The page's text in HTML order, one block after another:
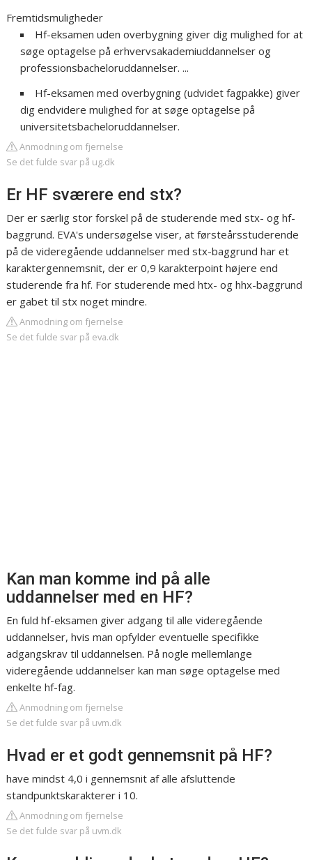
Fremtidsmuligheder
Hf-eksamen uden overbygning giver dig mulighed for at
søge optagelse på erhvervsakademiuddannelser og
professionsbacheloruddannelser. ...
Hf-eksamen med overbygning (udvidet fagpakke) giver
dig endvidere mulighed for at søge optagelse på
universitetsbacheloruddannelser.
Anmodning om fjernelse
Se det fulde svar på ug.dk
Er HF sværere end stx?
Der er særlig stor forskel på de studerende med stx- og hf-
baggrund. EVA's undersøgelse viser, at førsteårsstuderende
på de videregående uddannelser med stx-baggrund har et
karaktergennemsnit, der er 0,9 karakterpoint højere end
studerende fra hf. For studerende med htx- og hhx-baggrund
er gabet til stx noget mindre.
Anmodning om fjernelse
Se det fulde svar på eva.dk
Kan man komme ind på alle
uddannelser med en HF?
En fuld hf-eksamen giver adgang til alle videregående
uddannelser, hvis man opfylder eventuelle specifikke
adgangskrav til uddannelsen. På nogle mellemlange
videregående uddannelser kan man søge optagelse med
enkelte hf-fag.
Anmodning om fjernelse
Se det fulde svar på uvm.dk
Hvad er et godt gennemsnit på HF?
have mindst 4,0 i gennemsnit af alle afsluttende
standpunktskarakterer i 10.
Anmodning om fjernelse
Se det fulde svar på uvm.dk